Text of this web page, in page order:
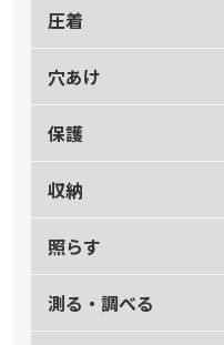
圧着
穴あけ
保護
収納
照らす
測る・調べる